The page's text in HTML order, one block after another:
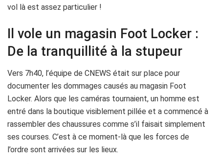
vol là est assez particulier !
Il vole un magasin Foot Locker :
De la tranquillité à la stupeur
Vers 7h40, l’équipe de CNEWS était sur place pour
documenter les dommages causés au magasin Foot
Locker. Alors que les caméras tournaient, un homme est
entré dans la boutique visiblement pillée et a commencé à
rassembler des chaussures comme s’il faisait simplement
ses courses. C’est à ce moment-là que les forces de
l’ordre sont arrivées sur les lieux.